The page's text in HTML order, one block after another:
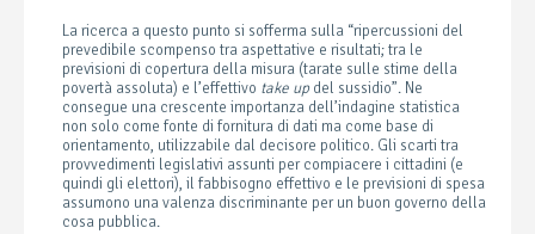
La ricerca a questo punto si sofferma sulla “ripercussioni del
prevedibile scompenso tra aspettative e risultati; tra le
previsioni di copertura della misura (tarate sulle stime della
povertà assoluta) e l’effettivo take updel sussidio”. Ne
consegue una crescente importanza dell’indagine statistica
non solo come fonte di fornitura di dati ma come base di
orientamento, utilizzabile dal decisore politico. Gli scarti tra
provvedimenti legislativi assunti per compiacere i cittadini (e
quindi gli elettori), il fabbisogno effettivo e le previsioni di spesa
assumono una valenza discriminante per un buon governo della
cosa pubblica.